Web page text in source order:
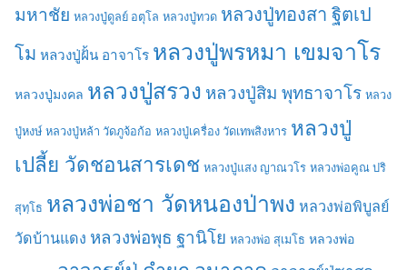
มหาชัย หลวงปู่ดูลย์ อตุโล หลวงปู่ทวด หลวงปู่ทองสา ฐิตเป
โม หลวงปู่ฝั้น อาจาโร หลวงปู่พรหมา เขมจาโร
หลวงปู่มงคล หลวงปู่สรวง หลวงปู่สิม พุทธาจาโร หลวง
ปู่หงษ์ หลวงปู่หล้า วัดภูจ้อก้อ หลวงปู่เครื่อง วัดเทพสิงหาร หลวงปู่
เปลี้ย วัดชอนสารเดช หลวงปู่แสง ญาณวโร หลวงพ่อคูณ ปริ
สุทฺโธ หลวงพ่อชา วัดหนองป่าพง หลวงพ่อพิบูลย์
วัดบ้านแดง หลวงพ่อพุธ ฐานิโย หลวงพ่อ สุเมโธ หลวงพ่อ